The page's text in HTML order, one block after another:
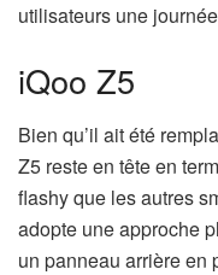
utilisateurs une
iQoo Z5
Bien qu’il ait été
Z5 reste en tête en
flashy que les autres
adopte une approche
un panneau arrière en